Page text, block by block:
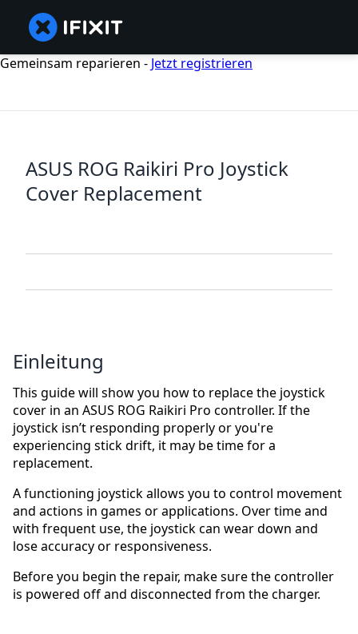
Gemeinsam reparieren - Jetzt registrieren
ASUS ROG Raikiri Pro Joystick
Cover Replacement
Einleitung
This guide will show you how to replace the joystick
cover in an ASUS ROG Raikiri Pro controller. If the
joystick isn’t responding properly or you're
experiencing stick drift, it may be time for a
replacement.
A functioning joystick allows you to control movement
and actions in games or applications. Over time and
with frequent use, the joystick can wear down and
lose accuracy or responsiveness.
Before you begin the repair, make sure the controller
is powered off and disconnected from the charger.